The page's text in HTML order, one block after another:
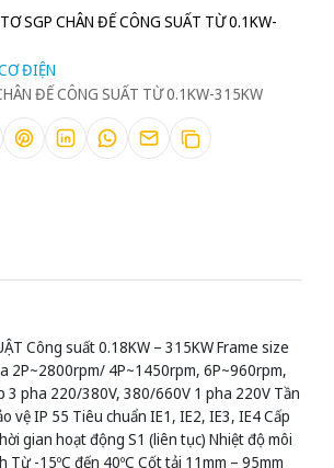
SGP CHÂN ĐẾ CÔNG SUẤT TỪ 0.1KW-
ĐIỆN
ĐẾ CÔNG SUẤT TỪ 0.1KW-315KW
Công suất 0.18KW – 315KW Frame size
2P~2800rpm/ 4P~1450rpm, 6P~960rpm,
3 pha 220/380V, 380/660V 1 pha 220V Tần
vệ IP 55 Tiêu chuẩn IE1, IE2, IE3, IE4 Cấp
gian hoạt động S1 (liên tục) Nhiệt độ môi
-15ºC đến 40ºC Cốt tải 11mm – 95mm